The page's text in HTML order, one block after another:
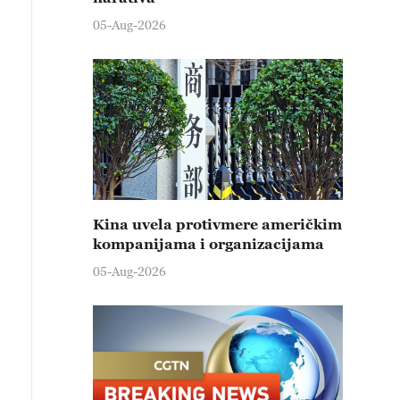
05-Aug-2026
Kina uvela protivmere američkim
kompanijama i organizacijama
05-Aug-2026